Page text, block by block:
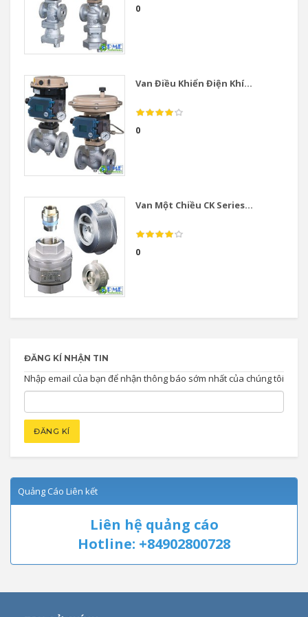
0
Van Điều Khiển Điện Khí...
0
Van Một Chiều CK Series...
0
ĐĂNG KÍ NHẬN TIN
Nhập email của bạn để nhận thông báo sớm nhất của chúng tôi
Quảng Cáo Liên kết
Liên hệ quảng cáo
Hotline: +84902800728